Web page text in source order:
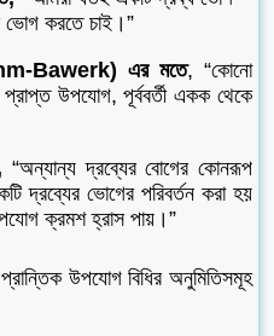
ভোগ করতে চাই।”
Bawerk) এর মতে, “কোনো
উপযোগ, পূর্ববর্তী একক থেকে
“অন্যান্য দ্রব্যের বোগের কোনরূপ
দ্রব্যের ভোগের পরিবর্তন করা হয়
ক্রমশ হ্রাস পায়।”
উপযোগ বিধির অনুমিতিসমূহ